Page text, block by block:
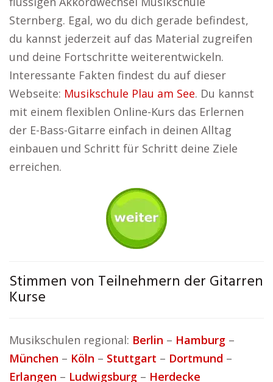
Sternberg. Egal, wo du dich gerade befindest,
du kannst jederzeit auf das Material zugreifen
und deine Fortschritte weiterentwickeln.
Interessante Fakten findest du auf dieser
Webseite: Musikschule Plau am See. Du kannst
mit einem flexiblen Online-Kurs das Erlernen
der E-Bass-Gitarre einfach in deinen Alltag
einbauen und Schritt für Schritt deine Ziele
erreichen.
Stimmen von Teilnehmern der Gitarren
Kurse
Musikschulen regional: Berlin – Hamburg –
München – Köln – Stuttgart – Dortmund –
Erlangen – Ludwigsburg – Herdecke